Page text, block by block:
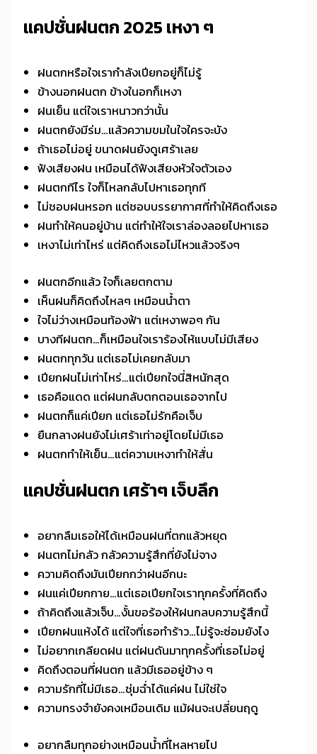
แคปชั่นฝนตก 2025 เหงา ๆ
ฝนตกหรือใจเรากำลังเปียกอยู่ก็ไม่รู้
ข้างนอกฝนตก ข้างในอกก็เหงา
ฝนเย็น แต่ใจเราหนาวกว่านั้น
ฝนตกยังมีร่ม…แล้วความขมในใจใครจะบัง
ถ้าเธอไม่อยู่ ขนาดฝนยังดูเศร้าเลย
ฟังเสียงฝน เหมือนได้ฟังเสียงหัวใจตัวเอง
ฝนตกทีไร ใจก็ไหลกลับไปหาเธอทุกที
ไม่ชอบฝนหรอก แต่ชอบบรรยากาศที่ทำให้คิดถึงเธอ
ฝนทำให้คนอยู่บ้าน แต่ทำให้ใจเราล่องลอยไปหาเธอ
เหงาไม่เท่าไหร่ แต่คิดถึงเธอไม่ไหวแล้วจริงๆ
ฝนตกอีกแล้ว ใจก็เลยตกตาม
เห็นฝนก็คิดถึงไหลๆ เหมือนน้ำตา
ใจไม่ว่างเหมือนท้องฟ้า แต่เหงาพอๆ กัน
บางทีฝนตก…ก็เหมือนใจเราร้องไห้แบบไม่มีเสียง
ฝนตกทุกวัน แต่เธอไม่เคยกลับมา
เปียกฝนไม่เท่าไหร่…แต่เปียกใจนี่สิหนักสุด
เธอคือแดด แต่ฝนกลับตกตอนเธอจากไป
ฝนตกก็แค่เปียก แต่เธอไม่รักคือเจ็บ
ยืนกลางฝนยังไม่เศร้าเท่าอยู่โดยไม่มีเธอ
ฝนตกทำให้เย็น…แต่ความเหงาทำให้สั่น
แคปชั่นฝนตก เศร้าๆ เจ็บลึก
อยากลืมเธอให้ได้เหมือนฝนที่ตกแล้วหยุด
ฝนตกไม่กลัว กลัวความรู้สึกที่ยังไม่จาง
ความคิดถึงมันเปียกกว่าฝนอีกนะ
ฝนแค่เปียกกาย…แต่เธอเปียกใจเราทุกครั้งที่คิดถึง
ถ้าคิดถึงแล้วเจ็บ…งั้นขอร้องให้ฝนกลบความรู้สึกนี้
เปียกฝนแห้งได้ แต่ใจที่เธอทำร้าว…ไม่รู้จะซ่อมยังไง
ไม่อยากเกลียดฝน แต่ฝนดันมาทุกครั้งที่เธอไม่อยู่
คิดถึงตอนที่ฝนตก แล้วมีเธออยู่ข้าง ๆ
ความรักที่ไม่มีเธอ…ชุ่มฉ่ำได้แค่ฝน ไม่ใช่ใจ
ความทรงจำยังคงเหมือนเดิม แม้ฝนจะเปลี่ยนฤดู
อยากลืมทุกอย่างเหมือนน้ำที่ไหลหายไป